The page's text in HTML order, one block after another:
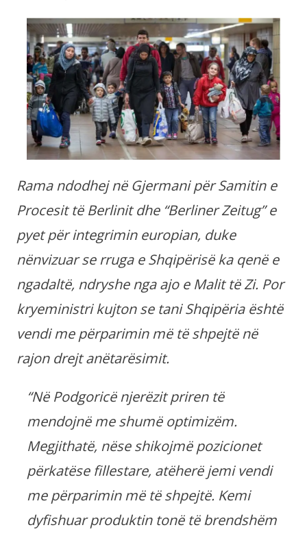
Rama ndodhej në Gjermani për Samitin e
Procesit të Berlinit dhe “Berliner Zeitug” e
pyet për integrimin europian, duke
nënvizuar se rruga e Shqipërisë ka qenë e
ngadaltë, ndryshe nga ajo e Malit të Zi. Por
kryeministri kujton se tani Shqipëria është
vendi me përparimin më të shpejtë në
rajon drejt anëtarësimit.
“Në Podgoricë njerëzit priren të
mendojnë me shumë optimizëm.
Megjithatë, nëse shikojmë pozicionet
përkatëse fillestare, atëherë jemi vendi
me përparimin më të shpejtë. Kemi
dyfishuar produktin tonë të brendshëm